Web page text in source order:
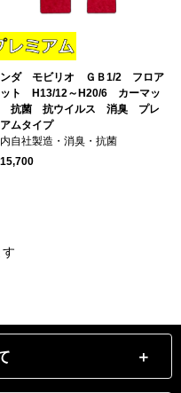
ダ モビリオ ＧＢ1/2 フロア
ット H13/12～H20/6 カーマッ
抗菌 抗ウイルス 消臭 プレ
アムタイプ
自社製造・消臭・抗菌
15,700